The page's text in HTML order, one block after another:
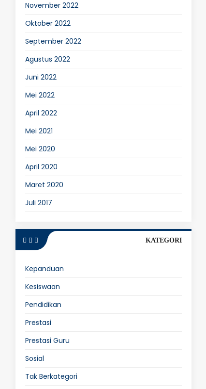
November 2022
Oktober 2022
September 2022
Agustus 2022
Juni 2022
Mei 2022
April 2022
Mei 2021
Mei 2020
April 2020
Maret 2020
Juli 2017
KATEGORI
Kepanduan
Kesiswaan
Pendidikan
Prestasi
Prestasi Guru
Sosial
Tak Berkategori